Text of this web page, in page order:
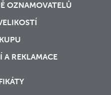
OZNAMOVATELŮ
A REKLAMACE